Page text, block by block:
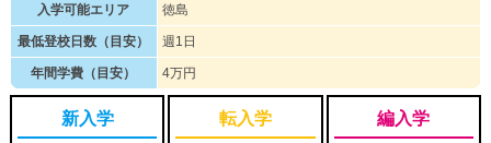
入学可能エリア
徳島
最低登校日数（目安） 週1日
年間学費（目安） 4万円
新入学
転入学
編入学